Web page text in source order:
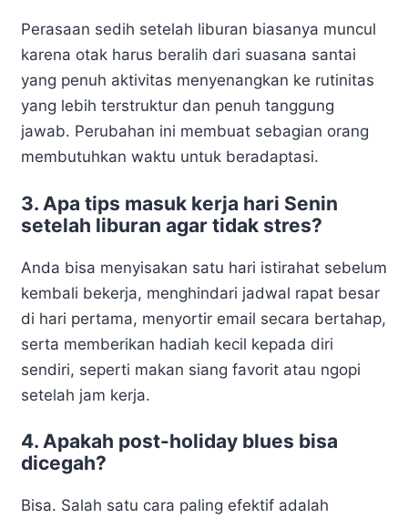
Perasaan sedih setelah liburan biasanya muncul
karena otak harus beralih dari suasana santai
yang penuh aktivitas menyenangkan ke rutinitas
yang lebih terstruktur dan penuh tanggung
jawab. Perubahan ini membuat sebagian orang
membutuhkan waktu untuk beradaptasi.
3. Apa tips masuk kerja hari Senin
setelah liburan agar tidak stres?
Anda bisa menyisakan satu hari istirahat sebelum
kembali bekerja, menghindari jadwal rapat besar
di hari pertama, menyortir email secara bertahap,
serta memberikan hadiah kecil kepada diri
sendiri, seperti makan siang favorit atau ngopi
setelah jam kerja.
4. Apakah post-holiday blues bisa
dicegah?
Bisa. Salah satu cara paling efektif adalah